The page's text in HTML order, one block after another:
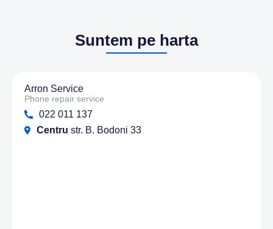
Suntem pe harta
Arron Service
Phone repair service
022 011 137
Centru str. B. Bodoni 33